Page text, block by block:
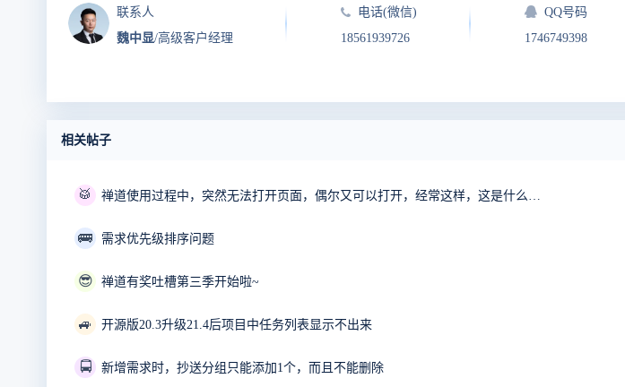
联系人
魏中显/高级客户经理
电话(微信)
18561939726
QQ号码
1746749398
相关帖子
🥁 禅道使用过程中，突然无法打开页面，偶尔又可以打开，经常这样，这是什么问题？
🚌 需求优先级排序问题
😎 禅道有奖吐槽第三季开始啦~
🚙 开源版20.3升级21.4后项目中任务列表显示不出来
🚍 新增需求时，抄送分组只能添加1个，而且不能删除